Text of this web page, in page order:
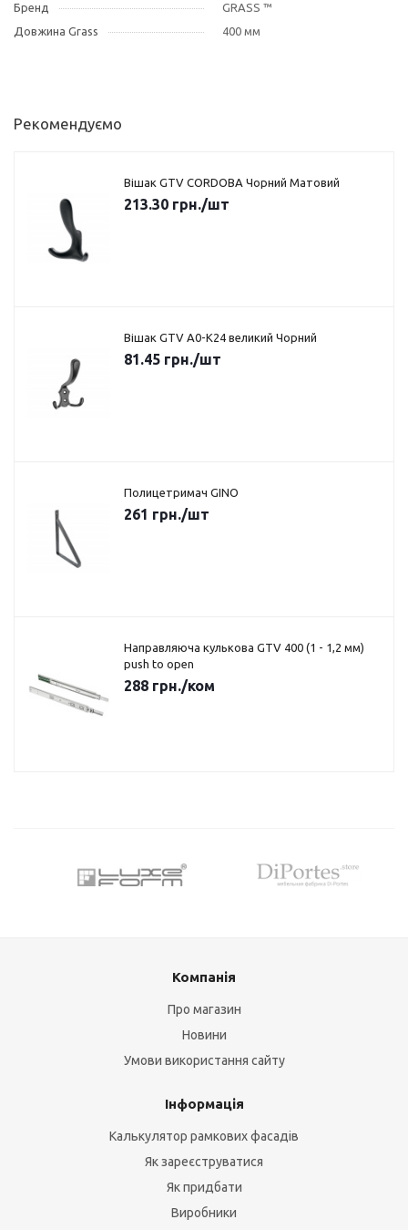
Бренд
GRASS ™
Довжина Grass
400 мм
Рекомендуємо
Вішак GTV CORDOBA Чорний Матовий
213.30 грн./шт
Вішак GTV A0-K24 великий Чорний
81.45 грн./шт
Полицетримач GINO
261 грн./шт
Направляюча кулькова GTV 400 (1 - 1,2 мм)
push to open
288 грн./ком
Компанія
Про магазин
Новини
Умови використання сайту
Інформація
Калькулятор рамкових фасадів
Як зареєструватися
Як придбати
Виробники